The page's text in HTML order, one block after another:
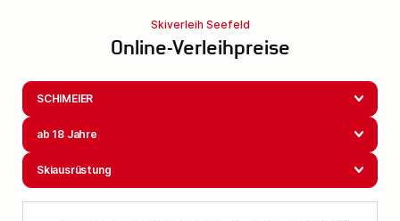
Skiverleih Seefeld
Online-Verleihpreise
SCHIMEIER
ab 18 Jahre
Skiausrüstung